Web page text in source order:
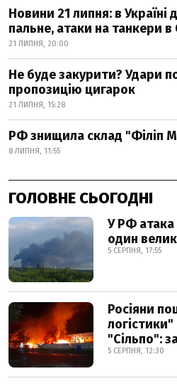
Новини 21 липня: в
пальне, атаки на танкери в
21 ЛИПНЯ, 20:00
Не буде закурити? Удари
пропозицію цигарок
21 ЛИПНЯ, 15:28
РФ знищила склад "Філіп
8 ЛИПНЯ, 11:55
ГОЛОВНЕ СЬОГОДНІ
У РФ атака
один
5 СЕРПНЯ, 17:55
Росіяни
логістики"
"Сільпо":
5 СЕРПНЯ, 12:30